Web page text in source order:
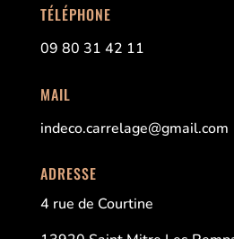
TÉLÉPHONE
09 80 31 42 11
MAIL
indeco.carrelage@gmail.com
ADRESSE
4 rue de Courtine